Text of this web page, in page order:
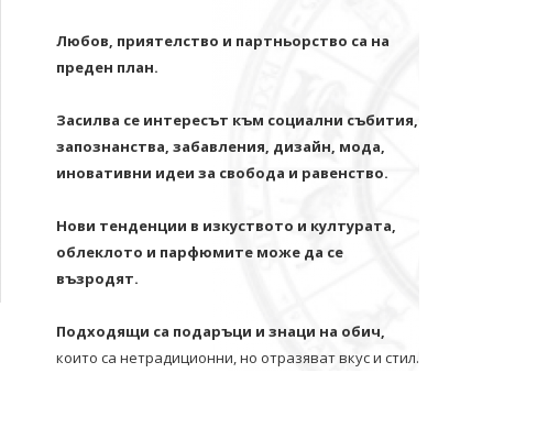
Любов, приятелство и партньорство са на
преден план.
Засилва се интересът към социални събития,
запознанства, забавления, дизайн, мода,
иновативни идеи за свобода и равенство.
Нови тенденции в изкуството и културата,
облеклото и парфюмите може да се
възродят.
Подходящи са подаръци и знаци на обич,
които са нетрадиционни, но отразяват вкус и стил.